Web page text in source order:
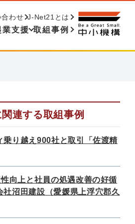
業支援 取組事例
合わせ J-Net21とは
連する取組事例
乗り越え900社と取引「佐渡精
向上と社員の処遇改善の好循
社沼田建設（愛媛県上浮穴郡久